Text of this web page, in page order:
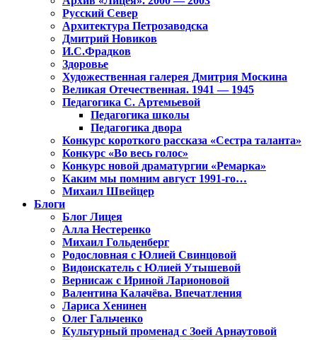
Русский Север
Архитектура Петрозаводска
Дмитрий Новиков
И.С.Фрадков
Здоровье
Художественная галерея Дмитрия Москина
Великая Отечественная. 1941 — 1945
Педагогика С. Артемьевой
Педагогика школы
Педагогика двора
Конкурс короткого рассказа «Сестра таланта»
Конкурс «Во весь голос»
Конкурс новой драматургии «Ремарка»
Каким мы помним август 1991-го…
Михаил Швейцер
Блоги
Блог Лицея
Алла Нестеренко
Михаил Гольденберг
Родословная с Юлией Свинцовой
Видоискатель с Юлией Утышевой
Вернисаж с Ириной Ларионовой
Валентина Калачёва. Впечатления
Лариса Хенинен
Олег Гальченко
Культурный променад с Зоей Арнаутовой